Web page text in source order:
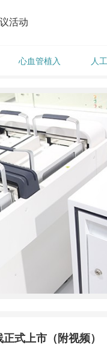
活动
心血管植入 人
式上市（附视频）